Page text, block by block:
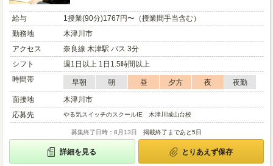
給与
1授業(90分)1767円〜（授業間手当含む）
勤務地
木津川市
アクセス
奈良線 木津駅 バス 3分
シフト
週1日以上 1日1.5時間以上
時間帯
早朝 朝 昼 夕方 夜
夜勤
面接地
木津川市
応募先
やる気スイッチのスクールIE 木津川城山台校
募集終了日時：8月13日 掲載終了まであと5日
詳細を見る とりあえず保存